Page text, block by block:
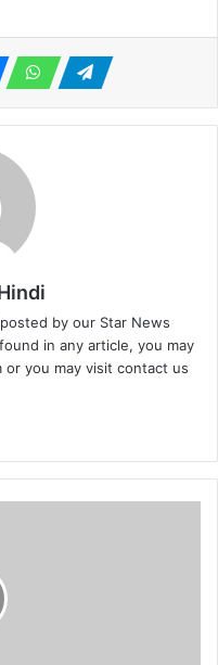
by our Star News
in any article, you may
or you may visit contact us